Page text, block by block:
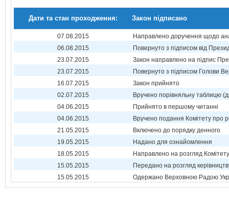
Дати та стан проходження: Закон підписано
07.08.2015
Направлено доручення щодо
06.08.2015
Повернуто з підписом від
23.07.2015
Закон направлено на підпис
23.07.2015
Повернуто з підписом Голови
16.07.2015
Закон прийнято
02.07.2015
Вручено порівняльну таблицю
04.06.2015
Прийнято в першому читанні
04.06.2015
Вручено подання Комітету про
21.05.2015
Включено до порядку денного
19.05.2015
Надано для ознайомлення
18.05.2015
Направлено на розгляд Комітету
15.05.2015
Передано на розгляд
15.05.2015
Одержано Верховною Радою